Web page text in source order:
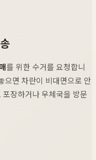
를 위한 수거를 요청합니
으면 차란이 비대면으로 안
장하거나 우체국을 방문